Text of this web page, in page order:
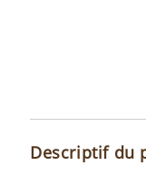
Descriptif du